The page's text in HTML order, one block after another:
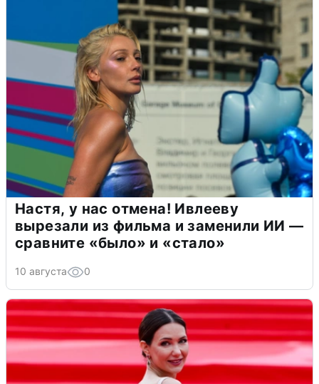
Настя, у нас отмена! Ивлееву
вырезали из фильма и заменили ИИ —
сравните «было» и «стало»
10 августа 0